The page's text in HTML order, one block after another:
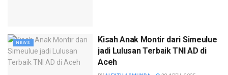
NEWS
Kisah Anak Montir dari Simeulue
jadi Lulusan Terbaik TNI AD di
Aceh